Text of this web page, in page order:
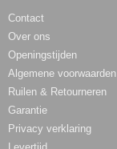
Contact
Over ons
Openingstijden
Algemene voorwaarden
Ruilen & Retourneren
Garantie
Privacy verklaring